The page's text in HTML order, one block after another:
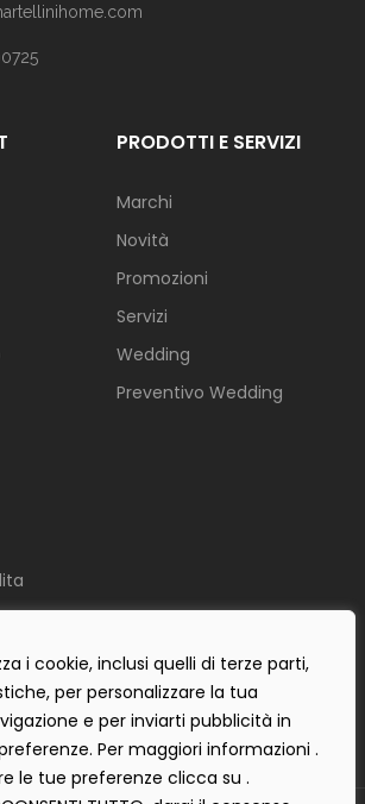
i cookie, inclusi quelli di terze parti,
per personalizzare la tua
e per inviarti pubblicità in
Per maggiori informazioni .
le tue preferenze clicca su .
PRODOTTI E SERVIZI
Marchi
Novità
Promozioni
Servizi
Wedding
Preventivo Wedding